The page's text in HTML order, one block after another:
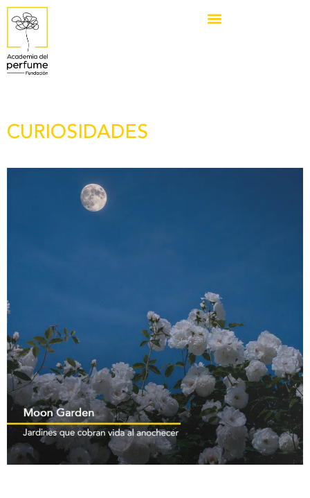
CURIOSIDADES